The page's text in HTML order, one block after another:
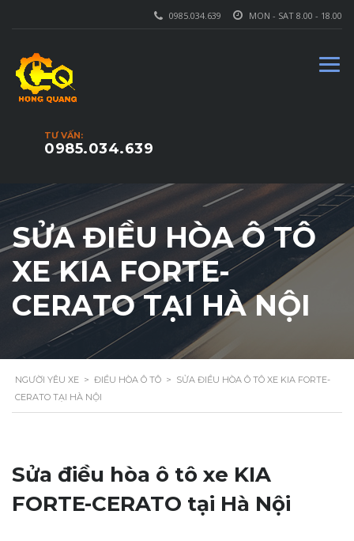
MON - SAT 8.00 - 18.00
0985.034.639
TƯ VẤN:
0985.034.639
SỬA ĐIỀU HÒA Ô TÔ
XE KIA FORTE-
CERATO TẠI HÀ NỘI
NGƯỜI YÊU XE > ĐIỀU HÒA Ô TÔ > SỬA ĐIỀU HÒA Ô TÔ XE KIA FORTE-
CERATO TẠI HÀ NỘI
Sửa điều hòa ô tô xe KIA
FORTE-CERATO tại Hà Nội